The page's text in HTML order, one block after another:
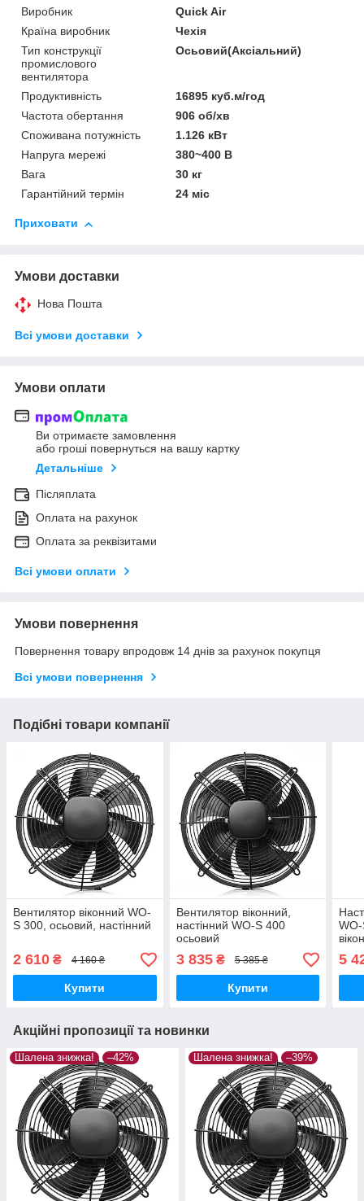
Виробник
Quick Air
Країна виробник
Чехія
Тип конструкції
промислового
вентилятора
Осьовий(Аксіальний)
Продуктивність
16895 куб.м/год
Частота обертання
906 об/хв
Споживана потужність
1.126 кВт
Напруга мережі
380~400 В
Вага
30 кг
Гарантійний термін
24 міс
Приховати
Умови доставки
Нова Пошта
Всі умови доставки
Умови оплати
Ви отримаєте замовлення
або гроші повернуться на вашу картку
Детальніше
Післяплата
Оплата на рахунок
Оплата за реквізитами
Всі умови оплати
Умови повернення
Повернення товару впродовж 14 днів за рахунок покупця
Всі умови повернення
Подібні товари компанії
Вентилятор віконний WO-
S 300, осьовий, настінний
2 610 ₴ 4 160 ₴
Купити
Вентилятор віконний,
настінний WO-S 400
осьовий
3 835₴ 5 385 ₴
Купити
5
Акційні пропозиції та новинки
Шалена знижка! –42% Шалена знижка! –39%